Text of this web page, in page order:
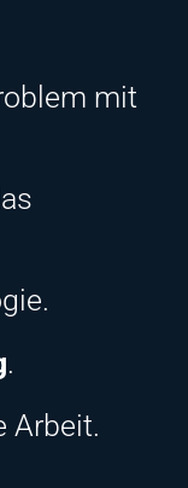
mit
.
Arbeit.